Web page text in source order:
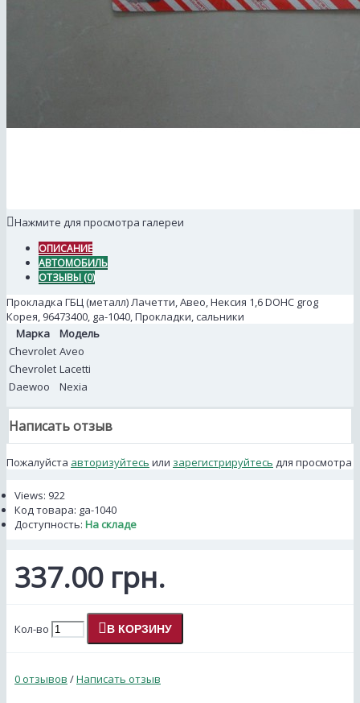
Нажмите для просмотра галереи
ОПИСАНИЕ
АВТОМОБИЛЬ
ОТЗЫВЫ (0)
Прокладка ГБЦ (металл) Лачетти, Авео, Нексия 1,6 DOHC grog
Корея, 96473400, ga-1040, Прокладки, сальники
Марка
Модель
Chevrolet Aveo
Chevrolet Lacetti
Daewoo
Nexia
Написать отзыв
Пожалуйста авторизуйтесь или зарегистрируйтесь для просмотра
Views: 922
Код товара: ga-1040
Доступность: На складе
337.00 грн.
Кол-во В КОРЗИНУ
0 отзывов /Написать отзыв